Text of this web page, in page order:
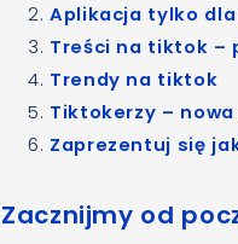
Aplikacja tylko dla
Treści na tiktok –
Trendy na tiktok
Tiktokerzy –
Zaprezentuj się
Zacznijmy od